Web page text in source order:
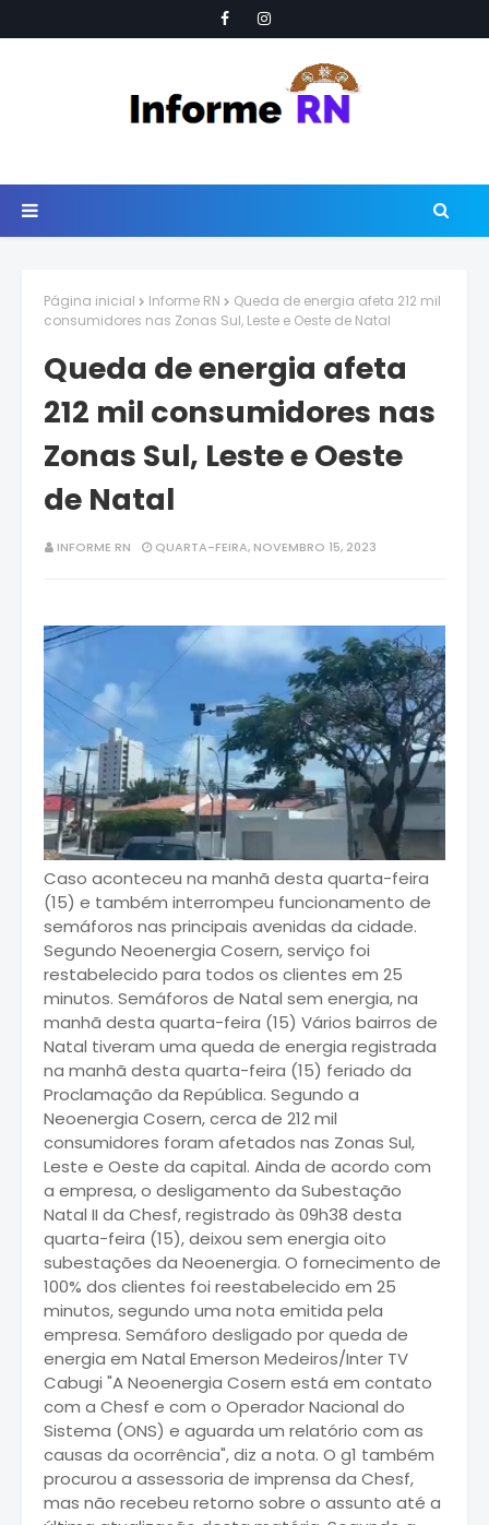
Página inicial Informe RN
Queda de energia afeta 212 mil
consumidores nas Zonas Sul, Leste e Oeste de Natal
Queda de energia afeta
212 mil consumidores nas
Zonas Sul, Leste e Oeste
de Natal
INFORME RN QUARTA-FEIRA, NOVEMBRO 15, 2023
Caso aconteceu na manhã desta quarta-feira
(15) e também interrompeu funcionamento de
semáforos nas principais avenidas da cidade.
Segundo Neoenergia Cosern, serviço foi
restabelecido para todos os clientes em 25
minutos. Semáforos de Natal sem energia, na
manhã desta quarta-feira (15) Vários bairros de
Natal tiveram uma queda de energia registrada
na manhã desta quarta-feira (15) feriado da
Proclamação da República. Segundo a
Neoenergia Cosern, cerca de 212 mil
consumidores foram afetados nas Zonas Sul,
Leste e Oeste da capital. Ainda de acordo com
a empresa, o desligamento da Subestação
Natal II da Chesf, registrado às 09h38 desta
quarta-feira (15), deixou sem energia oito
subestações da Neoenergia. O fornecimento de
100% dos clientes foi reestabelecido em 25
minutos, segundo uma nota emitida pela
empresa. Semáforo desligado por queda de
energia em Natal Emerson Medeiros/Inter TV
Cabugi "A Neoenergia Cosern está em contato
com a Chesf e com o Operador Nacional do
Sistema (ONS) e aguarda um relatório com as
causas da ocorrência", diz a nota. O g1 também
procurou a assessoria de imprensa da Chesf,
mas não recebeu retorno sobre o assunto até a